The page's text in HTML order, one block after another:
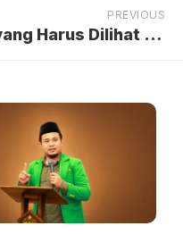
PREVIOUS
Foto yang Harus Dilihat Dua Kali, Baru Deh Ngeh.